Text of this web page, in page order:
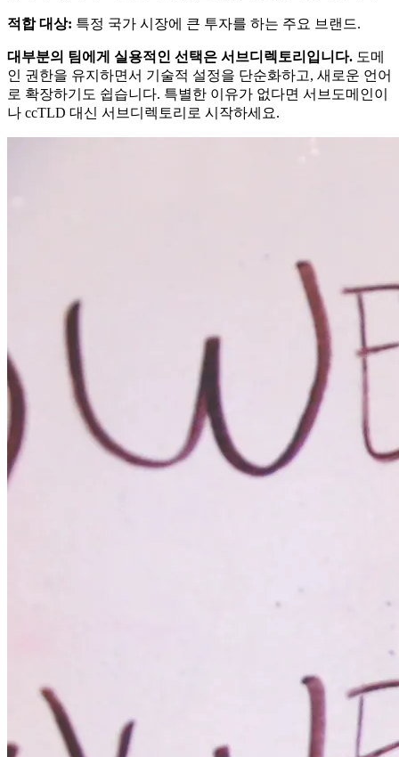
적합 대상: 특정 국가 시장에 큰 투자를 하는 주요 브랜드.
대부분의 팀에게 실용적인 선택은 서브디렉토리입니다. 도메
인 권한을 유지하면서 기술적 설정을 단순화하고, 새로운 언어
로 확장하기도 쉽습니다. 특별한 이유가 없다면 서브도메인이
나 ccTLD 대신 서브디렉토리로 시작하세요.